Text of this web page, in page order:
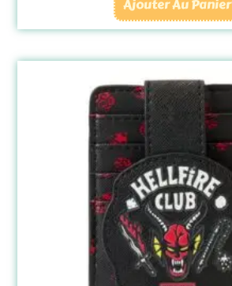
Ajouter Au Panier